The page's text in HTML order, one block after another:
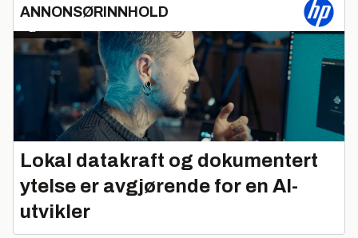
ANNONSØRINNHOLD
Lokal datakraft og dokumentert
ytelse er avgjørende for en AI-
utvikler